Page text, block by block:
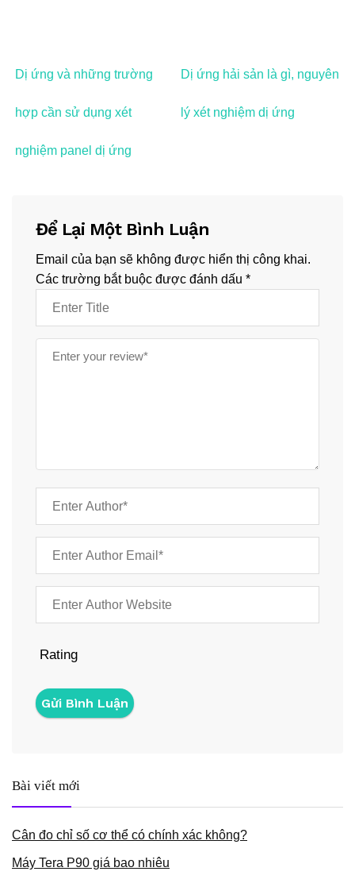
Dị ứng và những trường
hợp cần sử dụng xét
nghiệm panel dị ứng
Dị ứng hải sản là gì, nguyên
lý xét nghiệm dị ứng
Để Lại Một Bình Luận
Email của bạn sẽ không được hiển thị công khai.
Các trường bắt buộc được đánh dấu *
Rating
Bài viết mới
Cân đo chỉ số cơ thể có chính xác không?
Máy Tera P90 giá bao nhiêu